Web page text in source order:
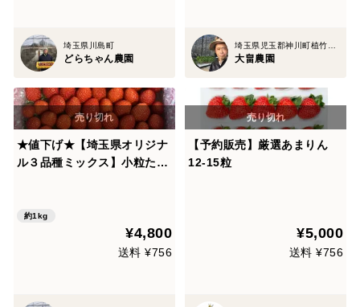
埼玉県川島町
どらちゃん農園 大畠農園
★値下げ★【埼玉県オリジナ
ル３品種ミックス】小粒たっ
約1kg
¥4,800
送料 ¥756
【予約販売】厳選あまりん
12-15粒
¥5,000
送料 ¥756